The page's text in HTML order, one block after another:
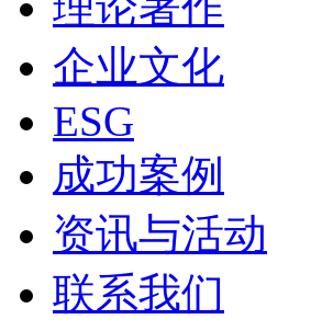
企业文化
ESG
成功案例
资讯与活动
联系我们